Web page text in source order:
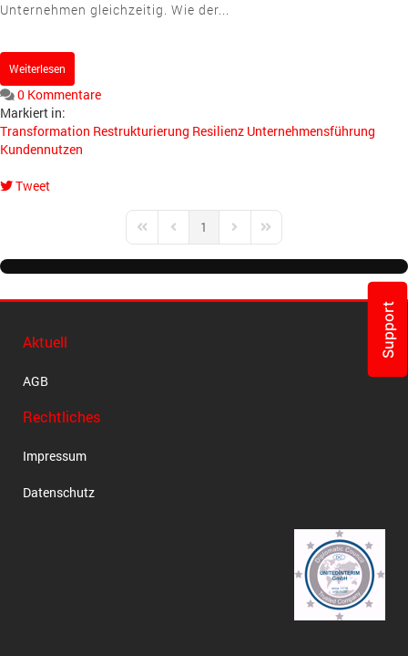
Unternehmen gleichzeitig. Wie der...
Weiterlesen
0 Kommentare
Markiert in:
Transformation Restrukturierung Resilienz Unternehmensführung
Kundennutzen
Tweet
First PagePrevious Page
1 Next PageLast Page
Aktuell
AGB
Rechtliches
Impressum
Datenschutz
Support